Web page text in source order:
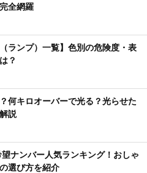
全網羅
（ランプ）一覧】色別の危険度・表
？
何キロオーバーで光る？光らせた
説
望ナンバー人気ランキング！おしゃ
選び方を紹介